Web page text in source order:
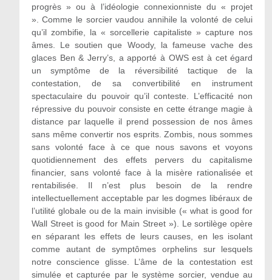
progrès » ou à l’idéologie connexionniste du « projet
». Comme le sorcier vaudou annihile la volonté de celui
qu’il zombifie, la « sorcellerie capitaliste » capture nos
âmes. Le soutien que Woody, la fameuse vache des
glaces Ben & Jerry’s, a apporté à OWS est à cet égard
un symptôme de la réversibilité tactique de la
contestation, de sa convertibilité en instrument
spectaculaire du pouvoir qu’il conteste. L’efficacité non
répressive du pouvoir consiste en cette étrange magie à
distance par laquelle il prend possession de nos âmes
sans même convertir nos esprits. Zombis, nous sommes
sans volonté face à ce que nous savons et voyons
quotidiennement des effets pervers du capitalisme
financier, sans volonté face à la misère rationalisée et
rentabilisée. Il n’est plus besoin de la rendre
intellectuellement acceptable par les dogmes libéraux de
l’utilité globale ou de la main invisible (« what is good for
Wall Street is good for Main Street »). Le sortilège opère
en séparant les effets de leurs causes, en les isolant
comme autant de symptômes orphelins sur lesquels
notre conscience glisse. L’âme de la contestation est
simulée et capturée par le système sorcier, vendue au